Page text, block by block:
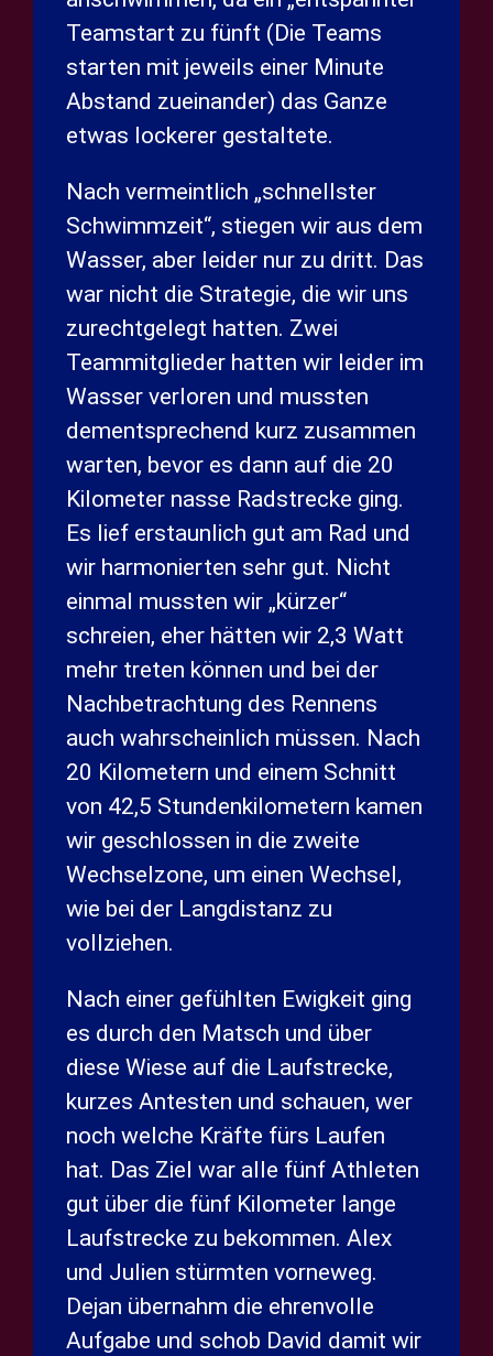
Teamstart zu fünft (Die Teams
starten mit jeweils einer Minute
Abstand zueinander) das Ganze
etwas lockerer gestaltete.
Nach vermeintlich „schnellster
Schwimmzeit“, stiegen wir aus dem
Wasser, aber leider nur zu dritt. Das
war nicht die Strategie, die wir uns
zurechtgelegt hatten. Zwei
Teammitglieder hatten wir leider im
Wasser verloren und mussten
dementsprechend kurz zusammen
warten, bevor es dann auf die 20
Kilometer nasse Radstrecke ging.
Es lief erstaunlich gut am Rad und
wir harmonierten sehr gut. Nicht
einmal mussten wir „kürzer“
schreien, eher hätten wir 2,3 Watt
mehr treten können und bei der
Nachbetrachtung des Rennens
auch wahrscheinlich müssen. Nach
20 Kilometern und einem Schnitt
von 42,5 Stundenkilometern kamen
wir geschlossen in die zweite
Wechselzone, um einen Wechsel,
wie bei der Langdistanz zu
vollziehen.
Nach einer gefühlten Ewigkeit ging
es durch den Matsch und über
diese Wiese auf die Laufstrecke,
kurzes Antesten und schauen, wer
noch welche Kräfte fürs Laufen
hat. Das Ziel war alle fünf Athleten
gut über die fünf Kilometer lange
Laufstrecke zu bekommen. Alex
und Julien stürmten vorneweg.
Dejan übernahm die ehrenvolle
Aufgabe und schob David damit wir